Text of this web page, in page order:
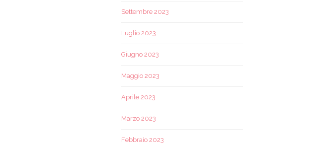
Settembre 2023
Luglio 2023
Giugno 2023
Maggio 2023
Aprile 2023
Marzo 2023
Febbraio 2023